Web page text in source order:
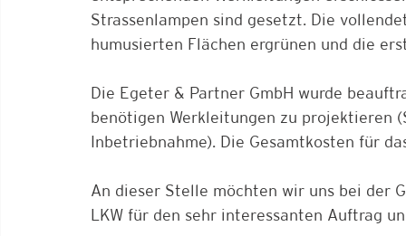
Strassenlampen sind gesetzt. Die
humusierten Flächen ergrünen und die
Die Egeter & Partner GmbH wurde
benötigen Werkleitungen zu projektieren
Inbetriebnahme). Die Gesamtkosten für
An dieser Stelle möchten wir uns bei der
LKW für den sehr interessanten Auftrag